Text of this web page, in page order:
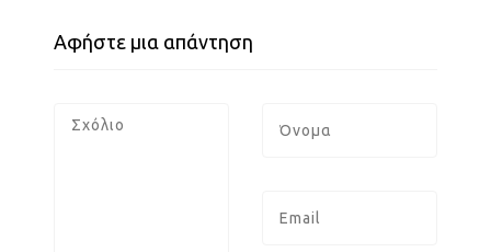
Αφήστε μια απάντηση